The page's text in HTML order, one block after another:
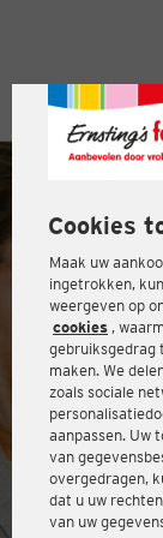
Cookies
Maak uw
ingetrokken,
weergeven op
cookies ,
gebruiksgedrag
maken. We
zoals sociale
aanpassen. Uw
van
overgedragen,
dat u uw
van uw